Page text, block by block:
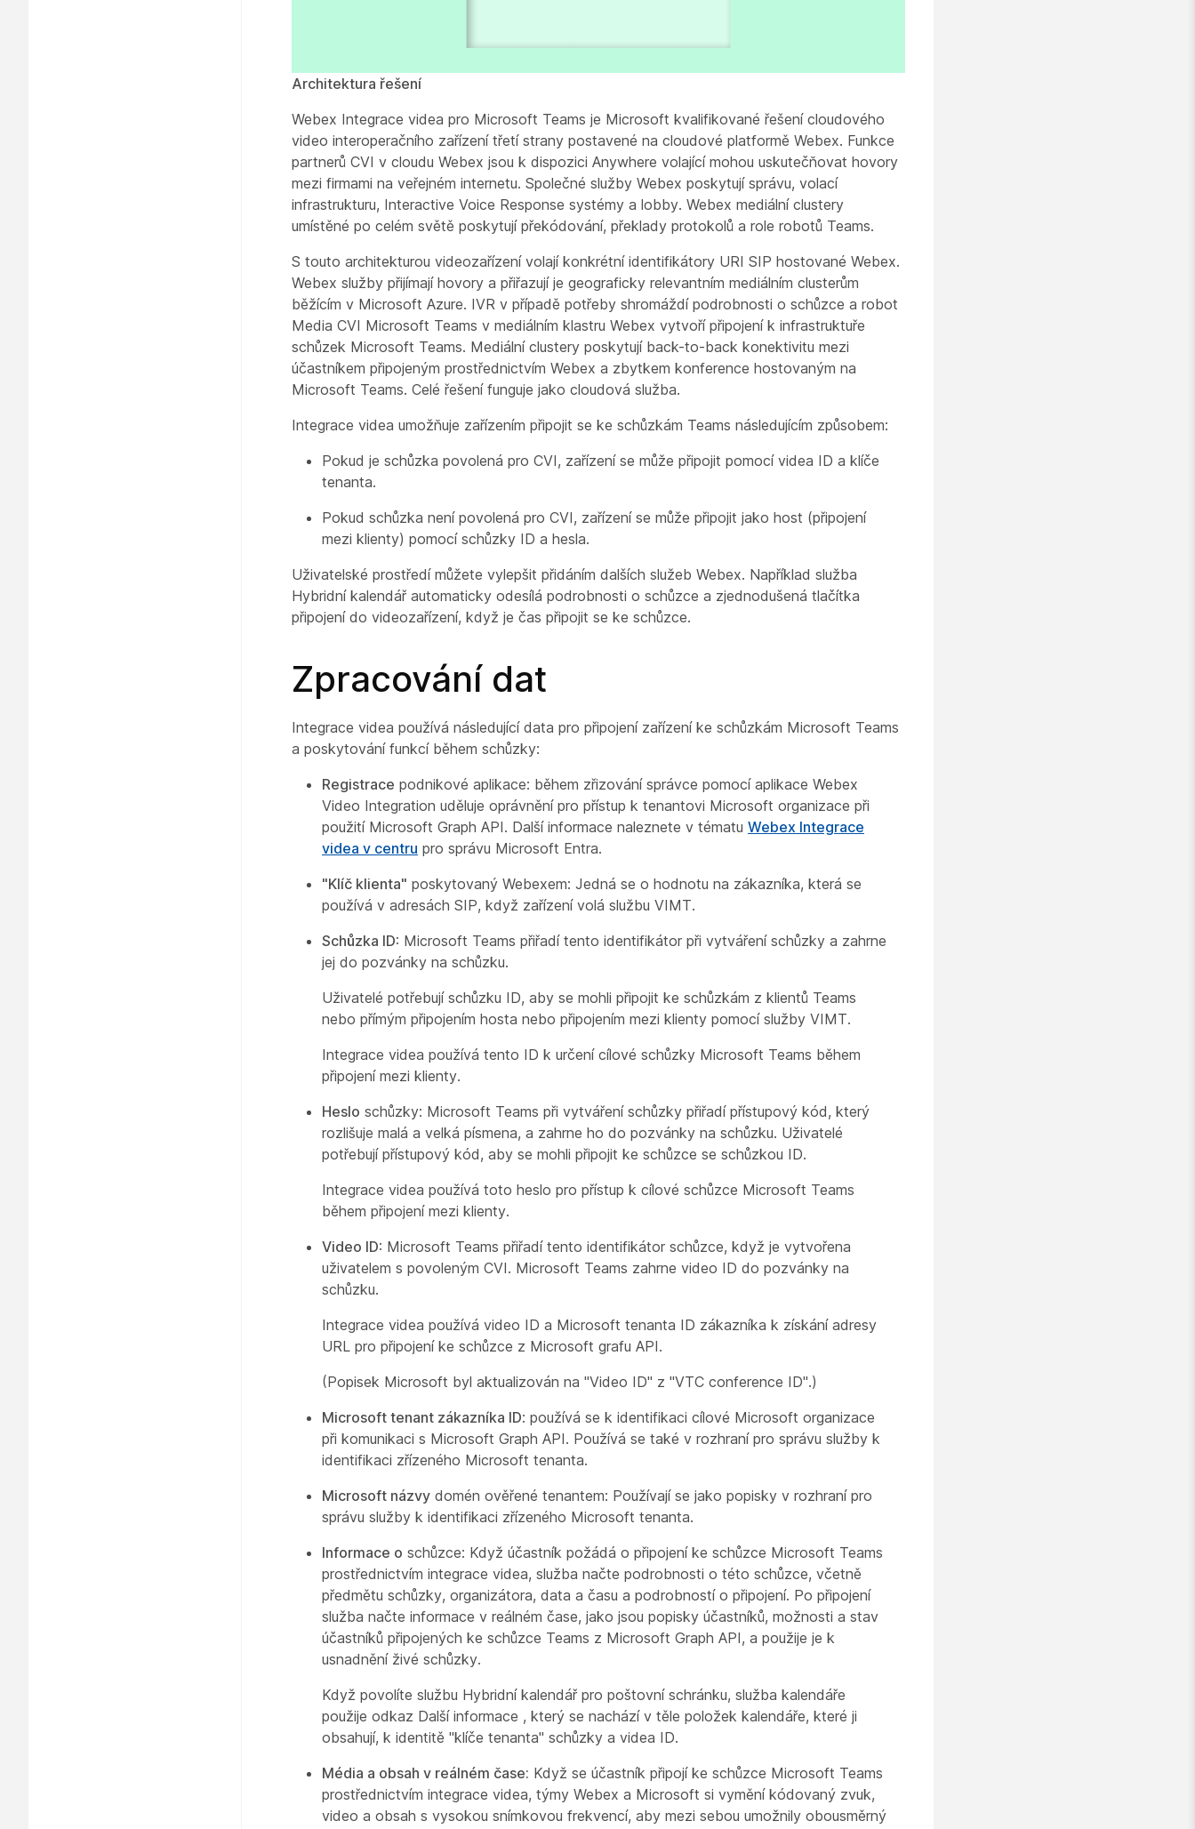
Architektura řešení
Webex Integrace videa pro Microsoft Teams je Microsoft kvalifikované řešení cloudového
video interoperačního zařízení třetí strany postavené na cloudové platformě Webex. Funkce
partnerů CVI v cloudu Webex jsou k dispozici Anywhere volající mohou uskutečňovat hovory
mezi firmami na veřejném internetu. Společné služby Webex poskytují správu, volací
infrastrukturu, Interactive Voice Response systémy a lobby. Webex mediální clustery
umístěné po celém světě poskytují překódování, překlady protokolů a role robotů Teams.
S touto architekturou videozařízení volají konkrétní identifikátory URI SIP hostované Webex.
Webex služby přijímají hovory a přiřazují je geograficky relevantním mediálním clusterům
běžícím v Microsoft Azure. IVR v případě potřeby shromáždí podrobnosti o schůzce a robot
Media CVI Microsoft Teams v mediálním klastru Webex vytvoří připojení k infrastruktuře
schůzek Microsoft Teams. Mediální clustery poskytují back-to-back konektivitu mezi
účastníkem připojeným prostřednictvím Webex a zbytkem konference hostovaným na
Microsoft Teams. Celé řešení funguje jako cloudová služba.
Integrace videa umožňuje zařízením připojit se ke schůzkám Teams následujícím způsobem:
Pokud je schůzka povolená pro CVI, zařízení se může připojit pomocí videa ID a klíče
tenanta.
Pokud schůzka není povolená pro CVI, zařízení se může připojit jako host (připojení
mezi klienty) pomocí schůzky ID a hesla.
Uživatelské prostředí můžete vylepšit přidáním dalších služeb Webex. Například služba
Hybridní kalendář automaticky odesílá podrobnosti o schůzce a zjednodušená tlačítka
připojení do videozařízení, když je čas připojit se ke schůzce.
Zpracování dat
Integrace videa používá následující data pro připojení zařízení ke schůzkám Microsoft Teams
a poskytování funkcí během schůzky:
Registrace podnikové aplikace: během zřizování správce pomocí aplikace Webex
Video Integration uděluje oprávnění pro přístup k tenantovi Microsoft organizace při
použití Microsoft Graph API. Další informace naleznete v tématu Webex Integrace
videa v centru pro správu Microsoft Entra.
"Klíč klienta" poskytovaný Webexem: Jedná se o hodnotu na zákazníka, která se
používá v adresách SIP, když zařízení volá službu VIMT.
Schůzka ID: Microsoft Teams přiřadí tento identifikátor při vytváření schůzky a zahrne
jej do pozvánky na schůzku.
Uživatelé potřebují schůzku ID, aby se mohli připojit ke schůzkám z klientů Teams
nebo přímým připojením hosta nebo připojením mezi klienty pomocí služby VIMT.
Integrace videa používá tento ID k určení cílové schůzky Microsoft Teams během
připojení mezi klienty.
Heslo schůzky: Microsoft Teams při vytváření schůzky přiřadí přístupový kód, který
rozlišuje malá a velká písmena, a zahrne ho do pozvánky na schůzku. Uživatelé
potřebují přístupový kód, aby se mohli připojit ke schůzce se schůzkou ID.
Integrace videa používá toto heslo pro přístup k cílové schůzce Microsoft Teams
během připojení mezi klienty.
Video ID: Microsoft Teams přiřadí tento identifikátor schůzce, když je vytvořena
uživatelem s povoleným CVI. Microsoft Teams zahrne video ID do pozvánky na
schůzku.
Integrace videa používá video ID a Microsoft tenanta ID zákazníka k získání adresy
URL pro připojení ke schůzce z Microsoft grafu API.
(Popisek Microsoft byl aktualizován na "Video ID" z "VTC conference ID".)
Microsoft tenant zákazníka ID: používá se k identifikaci cílové Microsoft organizace
při komunikaci s Microsoft Graph API. Používá se také v rozhraní pro správu služby k
identifikaci zřízeného Microsoft tenanta.
Microsoft názvy domén ověřené tenantem: Používají se jako popisky v rozhraní pro
správu služby k identifikaci zřízeného Microsoft tenanta.
Informace o schůzce: Když účastník požádá o připojení ke schůzce Microsoft Teams
prostřednictvím integrace videa, služba načte podrobnosti o této schůzce, včetně
předmětu schůzky, organizátora, data a času a podrobností o připojení. Po připojení
služba načte informace v reálném čase, jako jsou popisky účastníků, možnosti a stav
účastníků připojených ke schůzce Teams z Microsoft Graph API, a použije je k
usnadnění živé schůzky.
Když povolíte službu Hybridní kalendář pro poštovní schránku, služba kalendáře
použije odkaz Další informace , který se nachází v těle položek kalendáře, které ji
obsahují, k identitě "klíče tenanta" schůzky a videa ID.
Média a obsah v reálném čase: Když se účastník připojí ke schůzce Microsoft Teams
prostřednictvím integrace videa, týmy Webex a Microsoft si vymění kódovaný zvuk,
video a obsah s vysokou snímkovou frekvencí, aby mezi sebou umožnily obousměrný